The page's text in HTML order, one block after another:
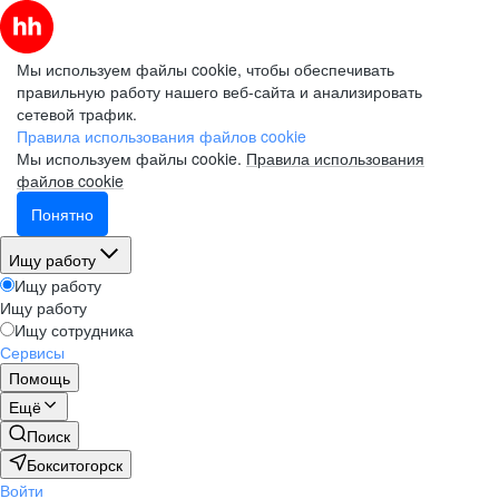
Мы используем файлы cookie, чтобы обеспечивать
правильную работу нашего веб-сайта и анализировать
сетевой трафик.
Правила использования файлов cookie
Мы используем файлы cookie. Правила использования
файлов cookie
Понятно
Ищу работу
Ищу работу
Ищу работу
Ищу сотрудника
Сервисы
Помощь
Ещё
Поиск
Бокситогорск
Войти